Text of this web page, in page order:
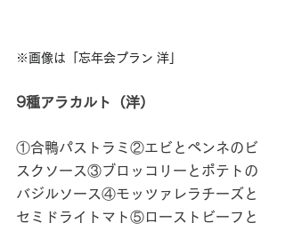
※画像は「忘年会プラン 洋」
9種アラカルト（洋）
①合鴨パストラミ②エビとペンネのビ
スクソース③ブロッコリーとポテトの
バジルソース④モッツァレラチーズと
セミドライトマト⑤ローストビーフと